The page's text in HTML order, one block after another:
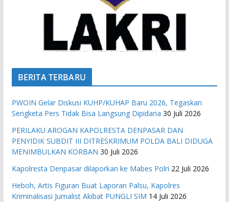
BERITA TERBARU
PWOIN Gelar Diskusi KUHP/KUHAP Baru 2026, Tegaskan
Sengketa Pers Tidak Bisa Langsung Dipidana 30 Juli 2026
PERILAKU AROGAN KAPOLRESTA DENPASAR DAN
PENYIDIK SUBDIT III DITRESKRIMUM POLDA BALI DIDUGA
MENIMBULKAN KORBAN 30 Juli 2026
Kapolresta Denpasar dilaporkan ke Mabes Polri 22 Juli 2026
Heboh, Artis Figuran Buat Laporan Palsu, Kapolres
Kriminalisasi Jurnalist Akibat PUNGLI SIM 14 Juli 2026